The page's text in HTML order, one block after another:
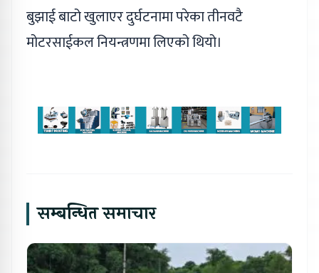
बुझाई बाटो खुलाएर दुर्घटनामा परेका तीनवटै
मोटरसाईकल नियन्त्रणमा लिएको थियो।
सम्बन्धित समाचार